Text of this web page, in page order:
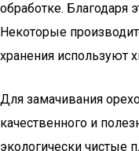
обработке. Благодаря
Некоторые
хранения используют
Для замачивания
качественного и
экологически чистые